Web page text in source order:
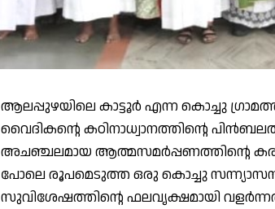
ആലപ്പുഴയിലെ കാട്ടൂര്‍ എന്ന കൊച്ചു
വൈദികന്റെ കഠിനാധ്വാനത്തിന്റെ
അചഞ്ചലമായ ആത്മസമര്‍പ്പണത്തിന്റെ
പോലെ രൂപമെടുത്ത ഒരു കൊച്ചു
സുവിശേഷത്തിന്റെ ഫലവൃക്ഷമായി